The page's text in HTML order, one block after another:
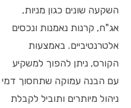
השקעה שונים כגון מניות,
אג"ח, קרנות נאמנות ונכסים
אלטרנטיביים. באמצעות
הקורס, ניתן להפוך למשקיע
עם הבנה עמוקה שתחסוך דמי
ניהול מיותרים ותוביל לקבלת